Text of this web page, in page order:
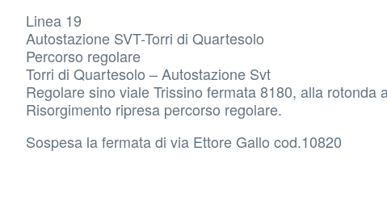
Linea 19
Autostazione SVT-Torri di Quartesolo
Percorso regolare
Torri di Quartesolo – Autostazione Svt
Regolare sino viale Trissino fermata 8180, alla
Risorgimento ripresa percorso regolare.
Sospesa la fermata di via Ettore Gallo cod.10820